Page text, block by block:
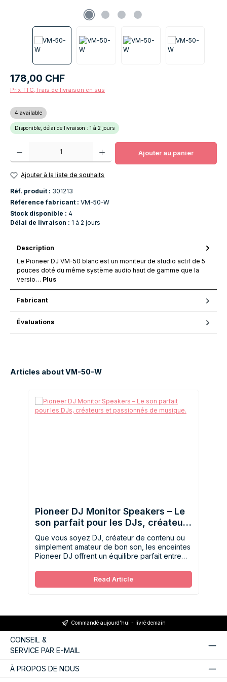
Prix régulier :
178,00 CHF
Prix TTC, frais de livraison en sus
4 available
Disponible, délai de livraison : 1 à 2 jours
Quantité de produit : Entrez la quantité souhaitée ou utilisez les boutons
Ajouter au panier
Ajouter à la liste de souhaits
Réf. produit : 301213
Référence fabricant : VM-50-W
Stock disponible : 4
Délai de livraison : 1 à 2 jours
Description
Le Pioneer DJ VM-50 blanc est un moniteur de studio actif de 5
pouces doté du même système audio haut de gamme que la
versio… Plus
Fabricant
Évaluations
Articles about VM-50-W
Pioneer DJ Monitor Speakers – Le
son parfait pour les DJs, créateurs
et passionnés de musique.
Que vous soyez DJ, créateur de contenu ou
simplement amateur de bon son, les enceintes
Pioneer DJ offrent un équilibre parfait entre
pour toutes vos écoutes.
Read Article
Commandé aujourd'hui - livré demain
CONSEIL &
SERVICE PAR E-MAIL
À PROPOS DE NOUS